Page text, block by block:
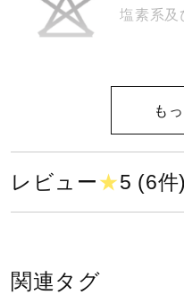
アウトドア／レ
サポーター
塩素系及
タンブル
レビュー★5 (6件)
関連タグ